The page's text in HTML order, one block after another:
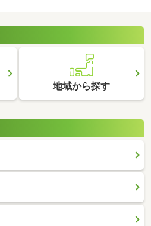
地域から探す